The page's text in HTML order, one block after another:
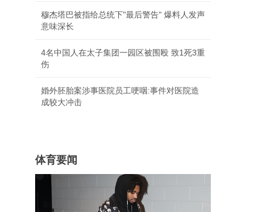
穆杰塔巴被指给总统下"最后警告" 爆料人发声
意味深长
4名中国人在太子集团一园区被围殴 致1死3重
伤
婚外胚胎案涉事医院员工哽咽:事件对医院造
成较大冲击
体育要闻